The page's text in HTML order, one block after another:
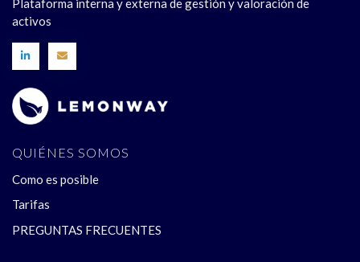
Plataforma interna y externa de gestión y valoración de
activos
QUIÉNES SOMOS
Como es posible
Tarifas
PREGUNTAS FRECUENTES